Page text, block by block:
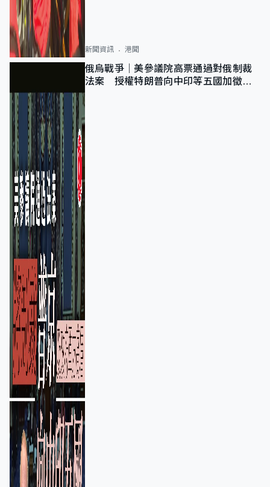
新聞資訊 港聞
俄烏戰爭｜美參議院高票通過對俄制裁
法案 授權特朗普向中印等五國加徵
100%關稅